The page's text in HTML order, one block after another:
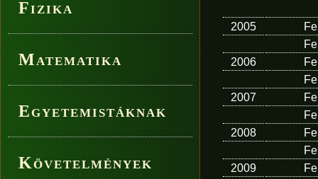
Fizika
Matematika
Egyetemistáknak
Követelmények
2005
2006
2007
2008
2009